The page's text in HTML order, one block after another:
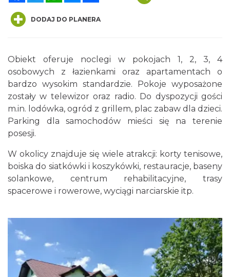
DODAJ DO PLANERA
Obiekt oferuje noclegi w pokojach 1, 2, 3, 4
osobowych z łazienkami oraz apartamentach o
bardzo wysokim standardzie. Pokoje wyposażone
zostały w telewizor oraz radio. Do dyspozycji gości
m.in. lodówka, ogród z grillem, plac zabaw dla dzieci.
Parking dla samochodów mieści się na terenie
posesji.
W okolicy znajduje się wiele atrakcji: korty tenisowe,
boiska do siatkówki i koszykówki, restauracje, baseny
solankowe, centrum rehabilitacyjne, trasy
spacerowe i rowerowe, wyciągi narciarskie itp.